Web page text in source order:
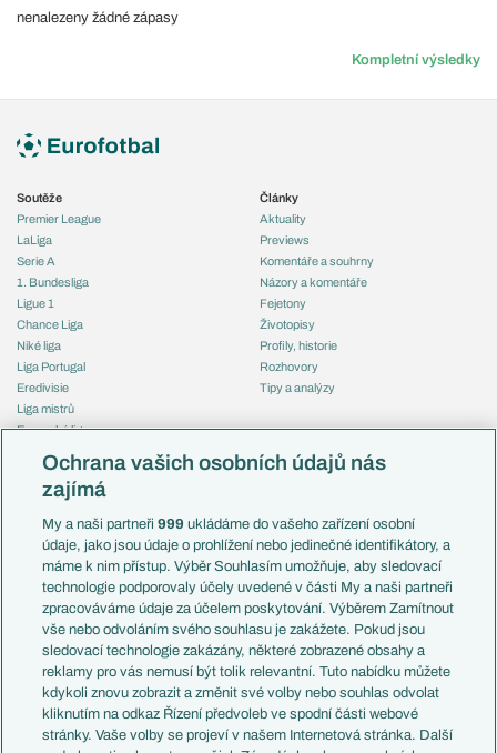
nenalezeny žádné zápasy
Kompletní výsledky
Soutěže
Premier League
LaLiga
Serie A
1. Bundesliga
Ligue 1
Chance Liga
Niké liga
Liga Portugal
Eredivisie
Liga mistrů
Evropská liga
Mistrovství světa
Liga národů
Témata
Představení týmů MS
EuroSkauting
PL v kostce
Evropské koeficienty
Přestupy
Přestupové spekulace
Zranění
Kluby
Články
Aktuality
Previews
Komentáře a souhrny
Názory a komentáře
Fejetony
Životopisy
Profily, historie
Rozhovory
Tipy a analýzy
Česko
Francie
Itálie
Německo
Španělsko
Argentina
Brazílie
Přestupy
Zápasy
Livescore
Tipovací soutěž
Ochrana vašich osobních údajů nás
zajímá
My a naši partneři999 ukládáme do vašeho zařízení osobní
údaje, jako jsou údaje o prohlížení nebo jedinečné identifikátory, a
máme k nim přístup. Výběr Souhlasím umožňuje, aby sledovací
technologie podporovaly účely uvedené v části My a naši partneři
zpracováváme údaje za účelem poskytování. Výběrem Zamítnout
vše nebo odvoláním svého souhlasu je zakážete. Pokud jsou
sledovací technologie zakázány, některé zobrazené obsahy a
reklamy pro vás nemusí být tolik relevantní. Tuto nabídku můžete
kdykoli znovu zobrazit a změnit své volby nebo souhlas odvolat
kliknutím na odkaz Řízení předvoleb ve spodní části webové
stránky. Vaše volby se projeví v našem Internetová stránka. Další